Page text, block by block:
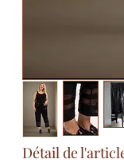
Détail de